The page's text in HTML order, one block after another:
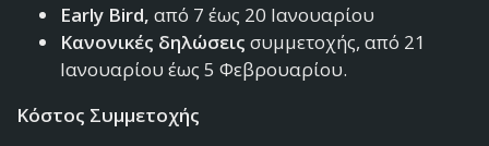
Early Bird, από 7 έως 20 Ιανουαρίου
Κανονικές δηλώσεις συμμετοχής, από 21
Ιανουαρίου έως 5 Φεβρουαρίου.
Κόστος Συμμετοχής